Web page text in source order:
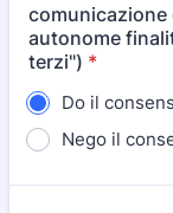
comunicazione
autonome
terzi") *
Do il
Nego il